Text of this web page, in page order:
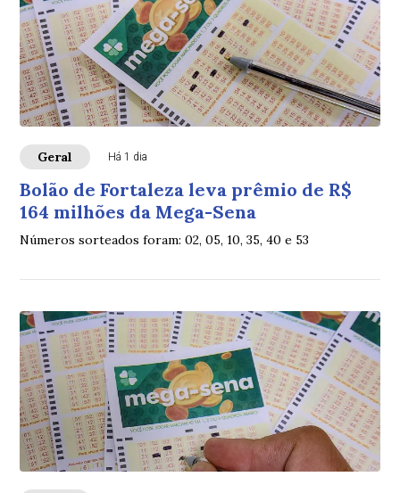
Geral Há 1 dia
Bolão de Fortaleza leva prêmio de R$
164 milhões da Mega-Sena
Números sorteados foram: 02, 05, 10, 35, 40 e 53